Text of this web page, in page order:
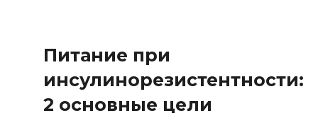
Питание при
инсулинорезистентности:
2 основные цели